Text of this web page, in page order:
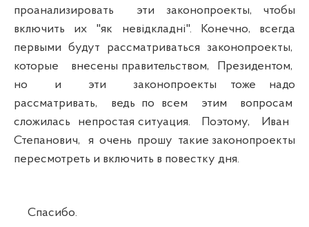
проанализировать эти законопроекты, чтобы
включить их "як невідкладні". Конечно, всегда
первыми будут рассматриваться законопроекты,
которые внесены правительством, Президентом,
но и эти законопроекты тоже надо
рассматривать, ведь по всем этим вопросам
сложилась непростая ситуация. Поэтому, Иван
Степанович, я очень прошу такие законопроекты
пересмотреть и включить в повестку дня.
Спасибо.